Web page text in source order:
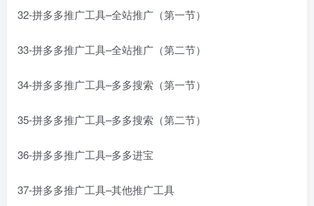
32-拼多多推广工具–全站推广（第一节）
33-拼多多推广工具–全站推广（第二节）
34-拼多多推广工具–多多搜索（第一节）
35-拼多多推广工具–多多搜索（第二节）
36-拼多多推广工具–多多进宝
37-拼多多推广工具–其他推广工具